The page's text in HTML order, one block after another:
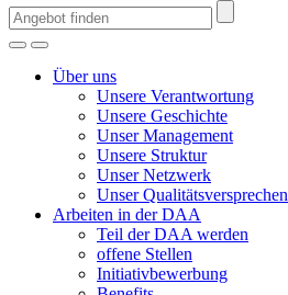
Über uns
Unsere Verantwortung
Unsere Geschichte
Unser Management
Unsere Struktur
Unser Netzwerk
Unser Qualitätsversprechen
Arbeiten in der DAA
Teil der DAA werden
offene Stellen
Initiativbewerbung